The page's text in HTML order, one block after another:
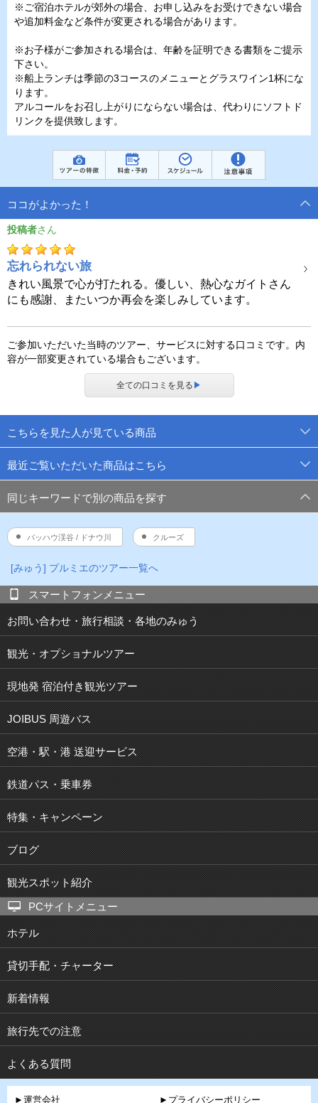
※ご宿泊ホテルが郊外の場合、お申し込みをお受けできない場合
や追加料金など条件が変更される場合があります。
※お子様がご参加される場合は、年齢を証明できる書類をご提示
下さい。
※船上ランチは季節の3コースのメニューとグラスワイン1杯にな
ります。
アルコールをお召し上がりにならない場合は、代わりにソフトド
リンクを提供致します。
ココがよかった！
投稿者
忘れられない旅
きれい風景で心が打たれる。優しい、熱心なガイトさん
にも感謝、またいつか再会を楽しみしています。
ご参加いただいた当時のツアー、サービスに対する口コミです。内
容が一部変更されている場合もございます。
全ての口コミを見る ▶
こちらを見た人が見ている商品
最近ご覧いただいた商品はこちら
同じキーワードで別の商品を探す
バッハウ渓谷 / ドナウ川 クルーズ
[みゅう] プルミエのツアー一覧へ
スマートフォンメニュー
お問い合わせ・旅行相談・各地のみゅう
観光・オプショナルツアー
現地発 宿泊付き観光ツアー
JOIBUS 周遊バス
空港・駅・港 送迎サービス
鉄道パス・乗車券
特集・キャンペーン
ブログ
観光スポット紹介
PCサイトメニュー
ホテル
貸切手配・チャーター
新着情報
旅行先での注意
よくある質問
►運営会社 ►プライバシーポリシー